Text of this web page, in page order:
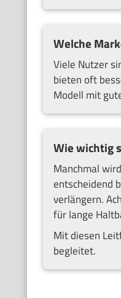
Welche
Viele Nutzer
bieten oft
Modell mit
Wie wichtig
Manchmal
entscheidend
verlängern.
für lange
Mit diesen
begleitet.